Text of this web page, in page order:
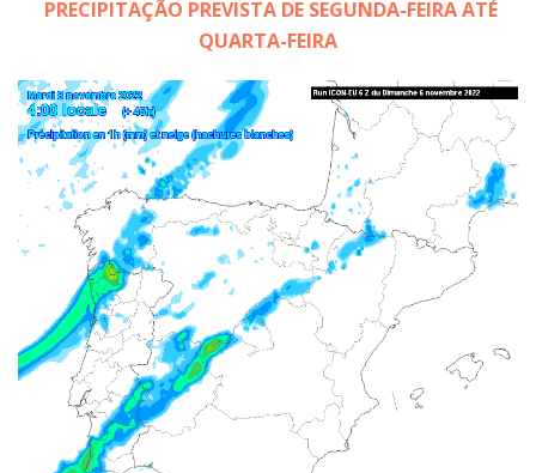
PRECIPITAÇÃO PREVISTA DE SEGUNDA-FEIRA ATÉ
QUARTA-FEIRA